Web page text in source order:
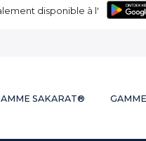
disponible à l'
SAKARAT®